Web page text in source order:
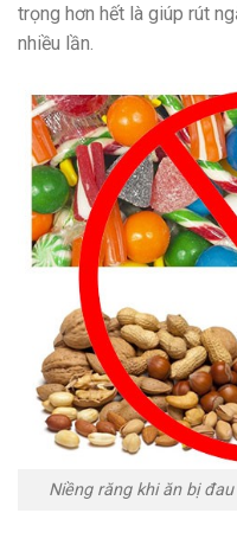
trọng hơn hết là giúp rút
nhiều lần.
Niềng răng khi ăn bị